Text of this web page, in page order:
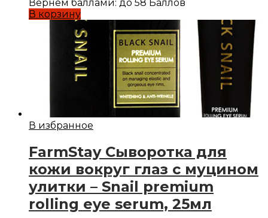
Вернем баллами: до 58 Баллов
В корзину
В избранное
FarmStay Cыворотка для
кожи вокруг глаз с муцином
улитки – Snail premium
rolling eye serum, 25мл